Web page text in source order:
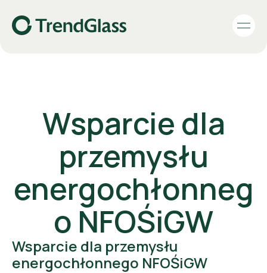
Wsparcie dla
przemysłu
energochłonneg
o NFOŚiGW
Wsparcie dla przemysłu
energochłonnego NFOŚiGW